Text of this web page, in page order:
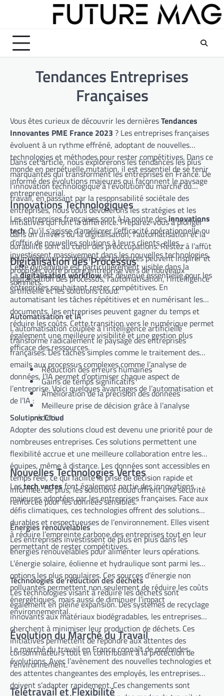
Tendances Entreprises
Françaises
Vous êtes curieux de découvrir les dernièresTendances
Innovantes PME France 2023 ? Les entreprises françaises
évoluent à un rythme effréné, adoptant de nouvelles
technologies et méthodes pour rester compétitives. Dans ce
monde en perpétuelle mutation, il est essentiel de se tenir
informé des évolutions majeures qui façonnent le paysage
entrepreneurial.
Dans cet article, nous explorerons les tendances les plus
marquantes qui transforment les entreprises en France. De
l’innovation technologique à l’évolution du marché du
travail, en passant par la responsabilité sociétale des
entreprises, nous vous dévoilerons les stratégies et les
initiatives qui font la différence. Préparez-vous à plonger
dans un univers où la digitalisation, l’automatisation et la
durabilité sont au cœur des préoccupations. Restez à l’affût
pour découvrir comment ces tendances peuvent inspirer et
propulser votre propre entreprise vers de nouveaux
sommets.
Innovations Technologiques
Les entreprises françaises sont à la pointe desinnovations
tech. Qu’il s’agisse d’améliorer l’efficacité opérationnelle ou
d’offrir de nouvelles solutions à leurs clients, elles
investissent massivement dans les nouvelles technologies.
Cette dynamique est particulièrement visible dans la
digitalisation des processus, l’automatisation, l’intelligence
artificielle et les solutions cloud.
Digitalisation des Processus
Ladigitalisation workflowest devenue essentielle pour les
entreprises souhaitant rester compétitives. En
automatisant les tâches répétitives et en numérisant les
documents, les entreprises peuvent gagner du temps et
réduire les coûts. Cette transition vers le numérique permet
également une meilleure visibilité et une gestion plus
efficace des ressources.
Automatisation et IA
L’automatisation couplée à l’intelligence artificielle
transforme radicalement le paysage des entreprises
françaises. Des tâches simples comme le traitement des
emails aux processus complexes comme l’analyse de
données, l’IA permet d’optimiser chaque aspect de
l’entreprise. Voici quelques avantages de l’automatisation et
de l’IA :
Réduction des erreurs humaines
Gains de temps significatifs
Amélioration de la précision des données
Meilleure prise de décision grâce à l’analyse
prédictive
Solutions Cloud
Adopter des solutions cloud est devenu une priorité pour de
nombreuses entreprises. Ces solutions permettent une
flexibilité accrue et une meilleure collaboration entre les
équipes, même à distance. Les données sont accessibles en
temps réel, ce qui facilite la prise de décision rapide et
informée. De plus, les solutions cloud offrent une sécurité
renforcée pour les données sensibles.
Nouvelles Technologies Vertes
Lestech vertesfont également partie des innovations
majeures adoptées par les entreprises françaises. Face aux
défis climatiques, ces technologies offrent des solutions
durables et respectueuses de l’environnement. Elles visent
à réduire l’empreinte carbone des entreprises tout en leur
permettant de rester compétitives.
Énergies renouvelables
Les entreprises investissent de plus en plus dans les
énergies renouvelables pour alimenter leurs opérations.
L’énergie solaire, éolienne et hydraulique sont parmi les
options les plus populaires. Ces sources d’énergie non
polluantes permettent non seulement de réduire les coûts
énergétiques, mais aussi de diminuer l’impact
environnemental.
Technologies de réduction des déchets
Les technologies visant à réduire les déchets sont
également en pleine expansion. Des systèmes de recyclage
innovants aux matériaux biodégradables, les entreprises
cherchent à minimiser leur production de déchets. Ces
initiatives permettent de répondre aux attentes des
consommateurs tout en contribuant à la protection de
l’environnement.
Évolution du Marché du Travail
Le marché du travail en France connaît de profondes
évolutions. Avec l’avènement des nouvelles technologies et
des attentes changeantes des employés, les entreprises
doivent s’adapter rapidement. Ces changements sont
Télétravail et Flexibilité